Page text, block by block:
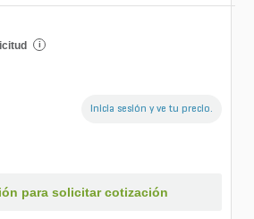
i
Inicia sesión y ve tu precio.
para solicitar cotización